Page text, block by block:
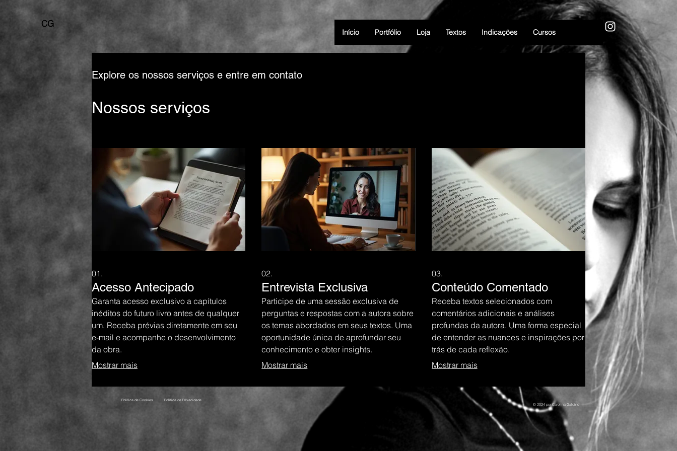
CG
Início Portfólio Loja Textos Indicações Cursos
Explore os nossos serviços e entre em contato
Nossos serviços
01.
Acesso Antecipado
Garanta acesso exclusivo a capítulos
inéditos do futuro livro antes de qualquer
um. Receba prévias diretamente em seu
e-mail e acompanhe o desenvolvimento
da obra.
Mostrar mais
02.
Entrevista Exclusiva
Participe de uma sessão exclusiva de
perguntas e respostas com a autora sobre
os temas abordados em seus textos. Uma
oportunidade única de aprofundar seu
conhecimento e obter insights.
Mostrar mais
03.
Conteúdo Comentado
Receba textos selecionados com
comentários adicionais e análises
profundas da autora. Uma forma especial
de entender as nuances e inspirações por
trás de cada reflexão.
Mostrar mais
Política de Privacidade
Política de Cookies
© 2024 por Carolina Galdino